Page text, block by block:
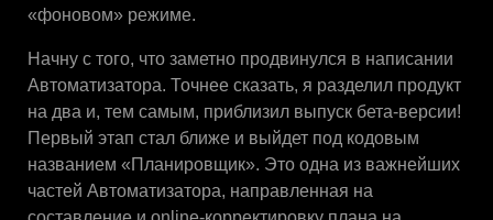
«фоновом» режиме.
Начну с того, что заметно продвинулся в написании
Автоматизатора. Точнее сказать, я разделил продукт
на два и, тем самым, приблизил выпуск бета-версии!
Первый этап стал ближе и выйдет под кодовым
названием «Планировщик». Это одна из важнейших
частей Автоматизатора, направленная на